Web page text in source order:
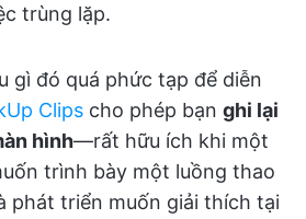
trùng lặp.
gì đó quá phức tạp để diễn
Clips cho phép bạn ghi lại
hình—rất hữu ích khi một
trình bày một luồng thao
phát triển muốn giải thích tại